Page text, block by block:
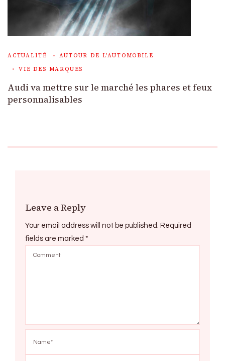
ACTUALITÉ
AUTOUR DE L'AUTOMOBILE
VIE DES MARQUES
Audi va mettre sur le marché les phares et feux
personnalisables
Leave a Reply
Your email address will not be published. Required
fields are marked *